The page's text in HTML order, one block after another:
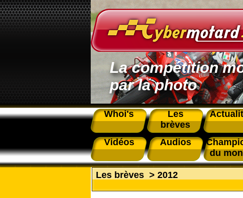
La compétition
par la photo
Whoi's
Les
brèves
Vidéos
Audios
du
Les brèves > 2012